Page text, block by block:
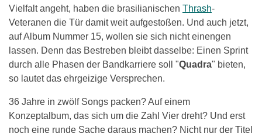
Vielfalt angeht, haben die brasilianischen Thrash-
Veteranen die Tür damit weit aufgestoßen. Und auch jetzt,
auf Album Nummer 15, wollen sie sich nicht einengen
lassen. Denn das Bestreben bleibt dasselbe: Einen Sprint
durch alle Phasen der Bandkarriere soll "Quadra" bieten,
so lautet das ehrgeizige Versprechen.
36 Jahre in zwölf Songs packen? Auf einem
Konzeptalbum, das sich um die Zahl Vier dreht? Und erst
noch eine runde Sache daraus machen? Nicht nur der Titel